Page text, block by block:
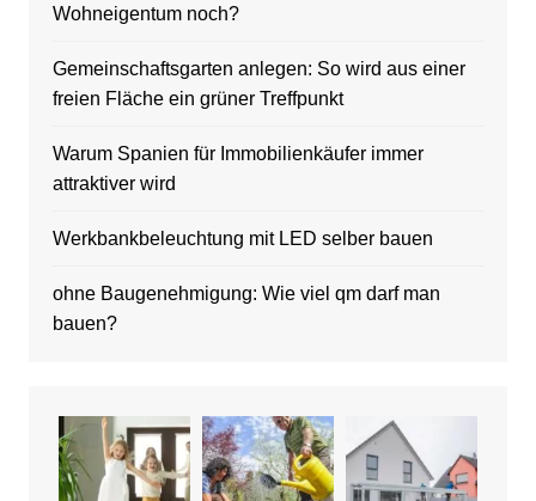
Wohneigentum noch?
Gemeinschaftsgarten anlegen: So wird aus einer
freien Fläche ein grüner Treffpunkt
Warum Spanien für Immobilienkäufer immer
attraktiver wird
Werkbankbeleuchtung mit LED selber bauen
ohne Baugenehmigung: Wie viel qm darf man
bauen?